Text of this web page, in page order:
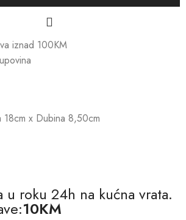
iznad 100KM
18cm x Dubina 8,50cm
u roku 24h na kućna vrata.
10KM